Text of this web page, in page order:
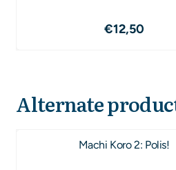
Price: 12,50
€12,50
Alternate
Machi Koro 2: Polis!